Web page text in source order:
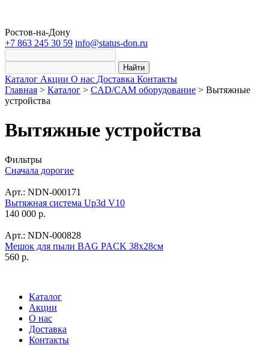
Ростов-на-Дону
+7 863 245 30 59 info@status-don.ru
Найти
Каталог Акции О нас Доставка Контакты
Главная > Каталог > CAD/CAM оборудование > Вытяжные
устройства
Вытяжные устройства
Фильтры
Сначала дорогие
Арт.: NDN-000171
Вытяжная система Up3d V10
140 000 р.
Арт.: NDN-000828
Мешок для пыли BAG PACK 38x28см
560 р.
Каталог
Акции
О нас
Доставка
Контакты